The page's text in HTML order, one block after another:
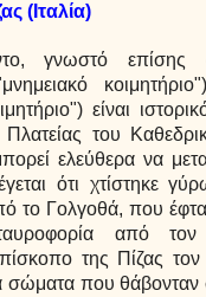
(Ιταλία)
γνωστό επίσης
είναι
του
ελεύθερα να
ότι χτίστηκε
το Γολγοθά, που
από
της Πίζας
σώματα που